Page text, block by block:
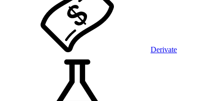
Derivate